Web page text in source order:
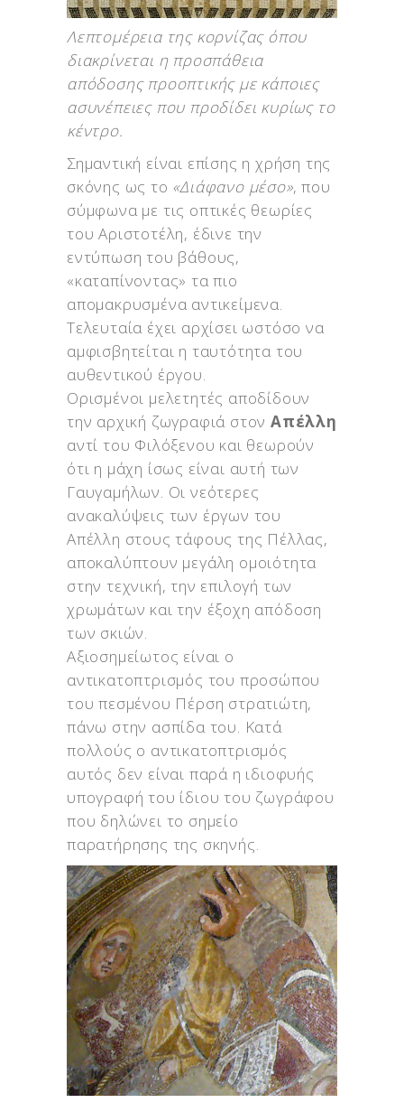
Λεπτομέρεια της κορνίζας όπου
διακρίνεται η προσπάθεια
απόδοσης προοπτικής με κάποιες
ασυνέπειες που προδίδει κυρίως το
κέντρο.
Σημαντική είναι επίσης η χρήση της
σκόνης ως το «Διάφανο μέσο», που
σύμφωνα με τις οπτικές θεωρίες
του Αριστοτέλη, έδινε την
εντύπωση του βάθους,
«καταπίνοντας» τα πιο
απομακρυσμένα αντικείμενα.
Τελευταία έχει αρχίσει ωστόσο να
αμφισβητείται η ταυτότητα του
αυθεντικού έργου.
Ορισμένοι μελετητές αποδίδουν
την αρχική ζωγραφιά στον Απέλλη
αντί του Φιλόξενου και θεωρούν
ότι η μάχη ίσως είναι αυτή των
Γαυγαμήλων. Οι νεότερες
ανακαλύψεις των έργων του
Απέλλη στους τάφους της Πέλλας,
αποκαλύπτουν μεγάλη ομοιότητα
στην τεχνική, την επιλογή των
χρωμάτων και την έξοχη απόδοση
των σκιών.
Αξιοσημείωτος είναι ο
αντικατοπτρισμός του προσώπου
του πεσμένου Πέρση στρατιώτη,
πάνω στην ασπίδα του. Κατά
πολλούς ο αντικατοπτρισμός
αυτός δεν είναι παρά η ιδιοφυής
υπογραφή του ίδιου του ζωγράφου
που δηλώνει το σημείο
παρατήρησης της σκηνής.